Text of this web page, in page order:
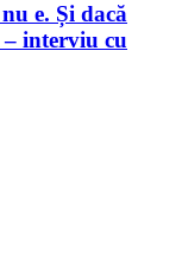
e. Și dacă
interviu cu